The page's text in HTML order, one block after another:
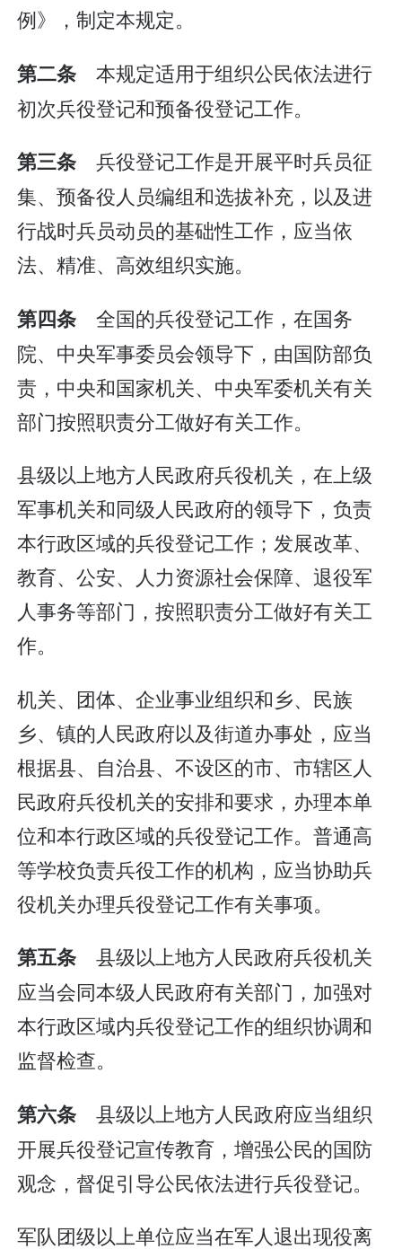
例》，制定本规定。
第二条本规定适用于组织公民依法进行
初次兵役登记和预备役登记工作。
第三条兵役登记工作是开展平时兵员征
集、预备役人员编组和选拔补充，以及进
行战时兵员动员的基础性工作，应当依
法、精准、高效组织实施。
第四条全国的兵役登记工作，在国务
院、中央军事委员会领导下，由国防部负
责，中央和国家机关、中央军委机关有关
部门按照职责分工做好有关工作。
县级以上地方人民政府兵役机关，在上级
军事机关和同级人民政府的领导下，负责
本行政区域的兵役登记工作；发展改革、
教育、公安、人力资源社会保障、退役军
人事务等部门，按照职责分工做好有关工
作。
机关、团体、企业事业组织和乡、民族
乡、镇的人民政府以及街道办事处，应当
根据县、自治县、不设区的市、市辖区人
民政府兵役机关的安排和要求，办理本单
位和本行政区域的兵役登记工作。普通高
等学校负责兵役工作的机构，应当协助兵
役机关办理兵役登记工作有关事项。
第五条县级以上地方人民政府兵役机关
应当会同本级人民政府有关部门，加强对
本行政区域内兵役登记工作的组织协调和
监督检查。
第六条县级以上地方人民政府应当组织
开展兵役登记宣传教育，增强公民的国防
观念，督促引导公民依法进行兵役登记。
军队团级以上单位应当在军人退出现役离